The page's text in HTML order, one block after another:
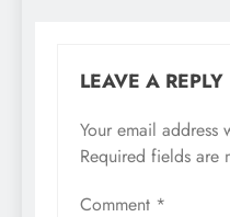
LEAVE A REPLY
Your email
Required fields are
Comment *